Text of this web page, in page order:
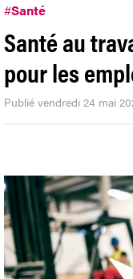
#Santé
Santé au
pour les
Publié vendredi 24 mai